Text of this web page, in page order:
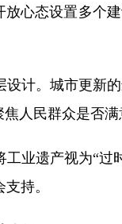
心态设置多个
。城市更新的
人民群众是否
遗产视为“过
持。